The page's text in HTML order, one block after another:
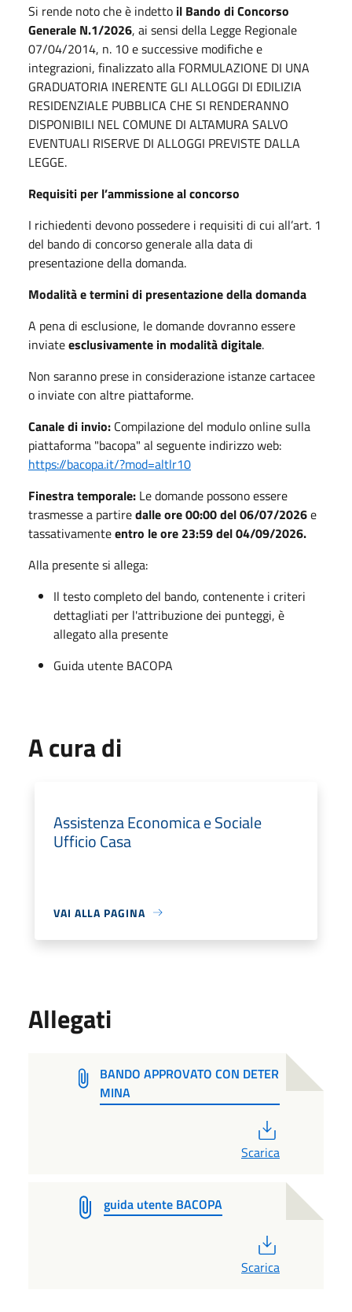
Si rende noto che è indetto il Bando di Concorso
Generale N.1/2026, ai sensi della Legge Regionale
07/04/2014, n. 10 e successive modifiche e
integrazioni, finalizzato alla FORMULAZIONE DI UNA
GRADUATORIA INERENTE GLI ALLOGGI DI EDILIZIA
RESIDENZIALE PUBBLICA CHE SI RENDERANNO
DISPONIBILI NEL COMUNE DI ALTAMURA SALVO
EVENTUALI RISERVE DI ALLOGGI PREVISTE DALLA
LEGGE.
Requisiti per l’ammissione al concorso
I richiedenti devono possedere i requisiti di cui all’art. 1
del bando di concorso generale alla data di
presentazione della domanda.
Modalità e termini di presentazione della domanda
A pena di esclusione, le domande dovranno essere
inviateesclusivamente in modalità digitale.
Non saranno prese in considerazione istanze cartacee
o inviate con altre piattaforme.
Canale di invio: Compilazione del modulo online sulla
piattaforma "bacopa" al seguente indirizzo web:
https://bacopa.it/?mod=altlr10
Finestra temporale: Le domande possono essere
trasmesse a partiredalle ore 00:00 del 06/07/2026e
tassativamenteentro le ore 23:59 del 04/09/2026.
Alla presente si allega:
Il testo completo del bando, contenente i criteri
dettagliati per l'attribuzione dei punteggi, è
allegato alla presente
Guida utente BACOPA
A cura di
Assistenza Economica e Sociale
Ufficio Casa
VAI ALLA PAGINA
Allegati
BANDO APPROVATO CON DETER
MINA
Scarica
guida utente BACOPA
Scarica